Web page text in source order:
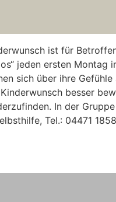
ist für
jeden ersten
sich über ihre
besser
In der
Tel.: 04471